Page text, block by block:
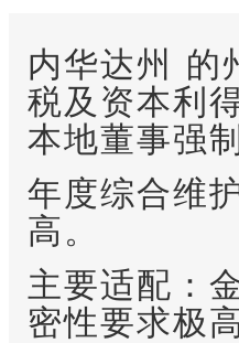
内华达州
的
税及资本利
本地董事强
年度综合维
高。
主要适配：
密性要求极